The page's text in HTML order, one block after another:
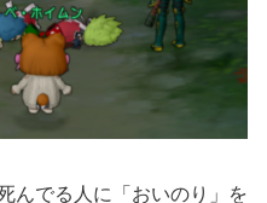
んでる人に「おいのり」を